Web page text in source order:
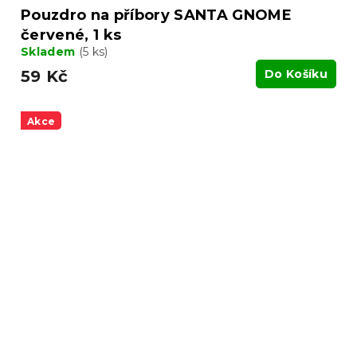
Pouzdro na příbory SANTA GNOME
červené, 1 ks
Skladem (5 ks)
59 Kč Do Košíku
Akce